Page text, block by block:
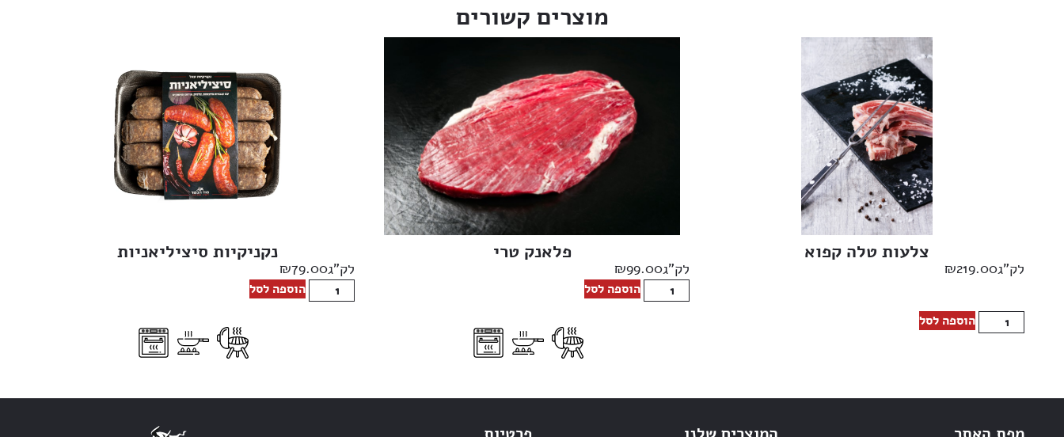
מוצרים קשורים
צלעות טלה קפוא
לק"ג ₪219.00
הוספה לסל
פלאנק טרי
לק"ג ₪99.00
הוספה לסל
נקניקיות סיציליאניות
לק"ג ₪79.00
הוספה לסל